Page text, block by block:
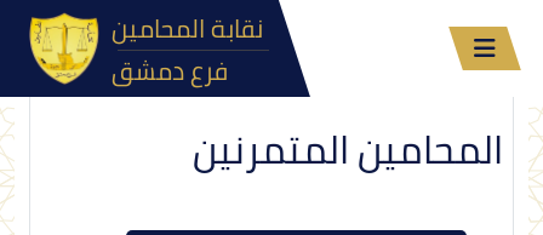
فرع دمشق
المحامين المتمرنين